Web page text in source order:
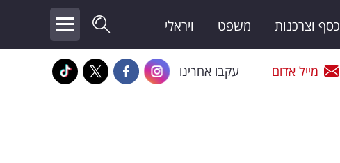
כסף וצרכנות משפט ויראלי
מייל אדום עקבו אחרינו